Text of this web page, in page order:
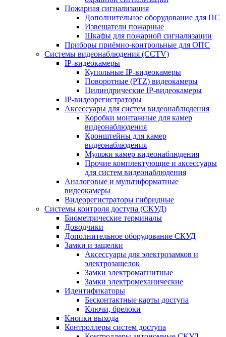
Пожарная сигнализация
Дополнительное оборудование для ПС
Извещатели пожарные
Шкафы для пожарной сигнализации
Приборы приёмно-контрольные для ОПС
Системы видеонаблюдения (CCTV)
IP-видеокамеры
Купольные IP-видеокамеры
Поворотные (PTZ) видеокамеры
Цилиндрические IP-видеокамеры
IP-видеорегистраторы
Аксессуары для систем видеонаблюдения
Коробки монтажные для камер
видеонаблюдения
Кронштейны для камер
видеонаблюдения
Муляжи камер видеонаблюдения
Прочие комплектующие и аксессуары
для систем видеонаблюдения
Аналоговые и мультиформатные
видеокамеры
Видеорегистраторы гибридные
Системы контроля доступа (СКУД)
Биометрические терминалы
Доводчики
Дополнительное оборудование СКУД
Замки и защелки
Аксессуары для электрозамков и
электрозащелок
Замки электромагнитные
Замки электромеханические
Идентификаторы
Бесконтактные карты доступа
Ключи, брелоки
Кнопки выхода
Контроллеры систем доступа